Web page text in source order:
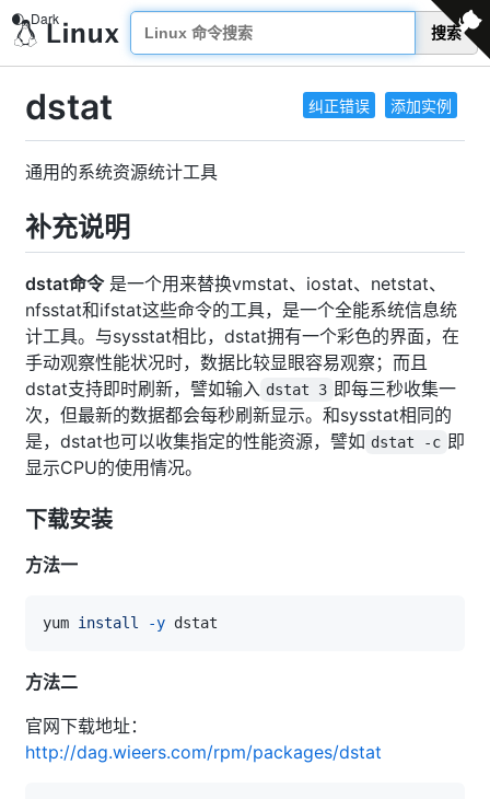
搜索
纠正错误 添加实例
dstat
通用的系统资源统计工具
补充说明
dstat命令是一个用来替换vmstat、iostat、netstat、
nfsstat和ifstat这些命令的工具，是一个全能系统信息统
计工具。与sysstat相比，dstat拥有一个彩色的界面，在
手动观察性能状况时，数据比较显眼容易观察；而且
dstat支持即时刷新，譬如输入 dstat 3 即每三秒收集一
次，但最新的数据都会每秒刷新显示。和sysstat相同的
是，dstat也可以收集指定的性能资源，譬如 dstat -c 即
显示CPU的使用情况。
下载安装
方法一
yum install -y
方法二
官网下载地址：
http://dag.wieers.com/rpm/packages/dstat